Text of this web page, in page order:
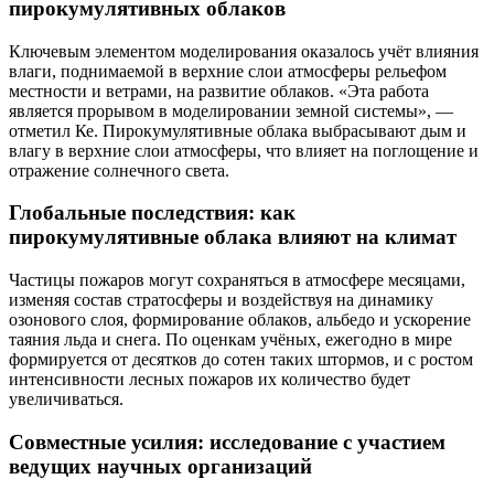
пирокумулятивных облаков
Ключевым элементом моделирования оказалось учёт влияния
влаги, поднимаемой в верхние слои атмосферы рельефом
местности и ветрами, на развитие облаков. «Эта работа
является прорывом в моделировании земной системы», —
отметил Ке. Пирокумулятивные облака выбрасывают дым и
влагу в верхние слои атмосферы, что влияет на поглощение и
отражение солнечного света.
Глобальные последствия: как
пирокумулятивные облака влияют на климат
Частицы пожаров могут сохраняться в атмосфере месяцами,
изменяя состав стратосферы и воздействуя на динамику
озонового слоя, формирование облаков, альбедо и ускорение
таяния льда и снега. По оценкам учёных, ежегодно в мире
формируется от десятков до сотен таких штормов, и с ростом
интенсивности лесных пожаров их количество будет
увеличиваться.
Совместные усилия: исследование с участием
ведущих научных организаций